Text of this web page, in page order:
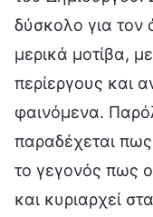
δύσκολο για
μερικά μοτίβα,
περίεργους και
φαινόμενα.
παραδέχεται
το γεγονός πως
και κυριαρχεί